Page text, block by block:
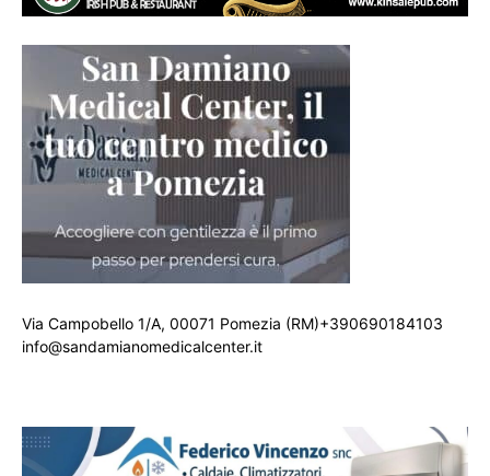
Via Campobello 1/A, 00071 Pomezia (RM)+390690184103
info@sandamianomedicalcenter.it